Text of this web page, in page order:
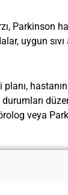
Parkinson
uygun
veya